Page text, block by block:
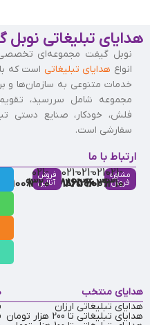
هدایای تبلیغاتی
نوبل گیفت مجموعه‌ای تخصصی
انواع هدایای تبلیغاتی است که
خدمات متنوعی به سازمان‌ها و
مجموعه شامل سررسید،
فلش، خودکار، صنایع دستی
سفارشی است.
ارتباط با ما
مشاوره
فروش
021-
91009310
021-
86126036
021-
86126506
021-
88537803
فروش
آنلاین
021-
91009320
هدایای منتخب
هدایای تبلیغاتی ارزان
هدایای تبلیغاتی تا 200 هزار تومان